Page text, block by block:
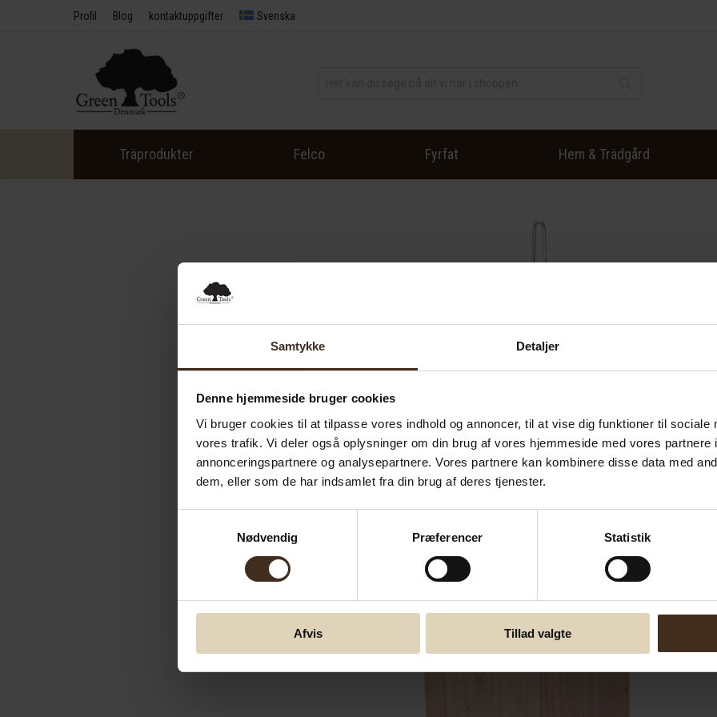
Samtykke Detaljer
Denne hjemmeside bruger cookies
Vi bruger cookies til at tilpasse vores indhold og annoncer, til at vise dig funktioner til sociale
vores trafik. Vi deler også oplysninger om din brug af vores hjemmeside med vores partnere
annonceringspartnere og analysepartnere. Vores partnere kan kombinere disse data med
dem, eller som de har indsamlet fra din brug af deres tjenester.
Nødvendig
Præferencer Statistik
Afvis Tillad valgte
Profil Blog kontaktuppgifter Svenska
Träprodukter Felco Fyrfat Hem & Trädgård